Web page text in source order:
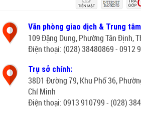
Văn phòng giao dịch & Trung
109 Đặng Dung, Phường Tân Định,
Điện thoại: (028) 38480869 - 0912
Trụ sở chính:
38D1 Đường 79, Khu Phố 36,
Chí Minh
Điện thoại: 0913 910799 - (028)